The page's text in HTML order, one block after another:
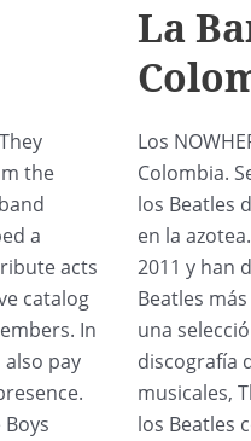
the
a
acts
catalog
In
pay
La
Los
Colombia.
los Beatles
en la
2011 y han
Beatles
una
discografía
musicales,
los Beatles